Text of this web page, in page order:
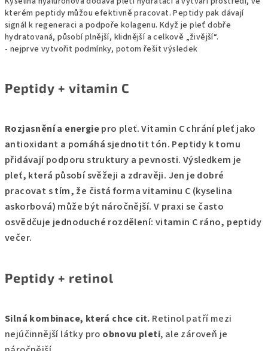
kterém peptidy můžou efektivně pracovat. Peptidy pak dávají
signál k regeneraci a podpoře kolagenu. Když je pleť dobře
hydratovaná, působí plnější, klidnější a celkově „živější“.
- nejprve vytvořit podmínky, potom řešit výsledek
Peptidy + vitamin C
Rozjasnění a energiepro pleť. Vitamin C chrání pleť jako
antioxidant a pomáhá sjednotit tón. Peptidy k tomu
přidávají podporu struktury a pevnosti. Výsledkem je
pleť, která působí svěžeji a zdravěji. Jen je dobré
pracovat s tím, že čistá forma vitaminu C (kyselina
askorbová) může být náročnější. V praxi se často
osvědčuje jednoduché rozdělení: vitamin C ráno, peptidy
večer.
Peptidy + retinol
Silná kombinace, která chce cit. Retinol patří mezi
nejúčinnější látky pro obnovu pleti, ale zároveň je